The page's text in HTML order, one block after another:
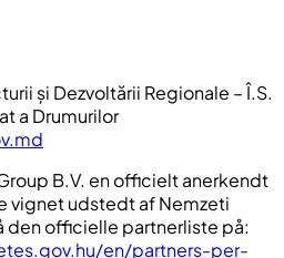
și Dezvoltării Regionale – Î.S.
a Drumurilor
B.V. en officielt anerkendt
vignet udstedt af Nemzeti
den officielle partnerliste på:
en/partners-per-